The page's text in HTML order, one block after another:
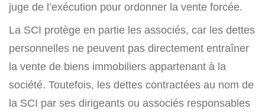
juge de l’exécution pour ordonner la vente forcée.
La SCI protège en partie les associés, car les dettes
personnelles ne peuvent pas directement entraîner
la vente de biens immobiliers appartenant à la
société. Toutefois, les dettes contractées au nom de
la SCI par ses dirigeants ou associés responsables